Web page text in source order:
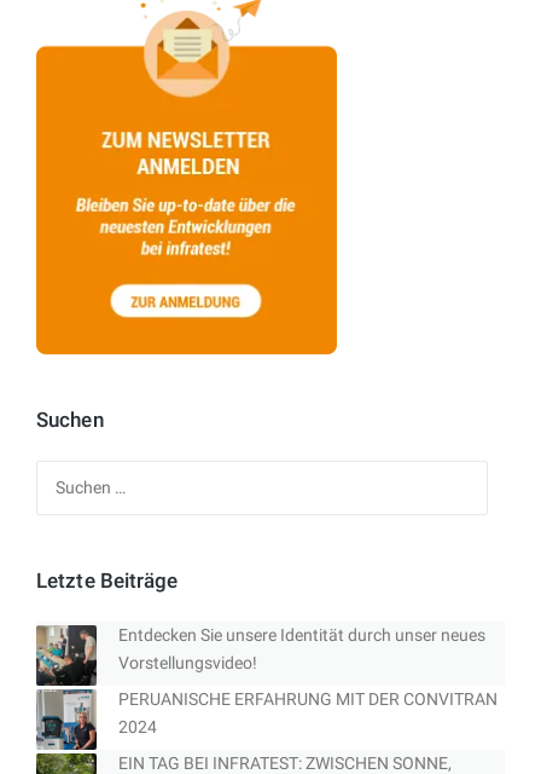
Suchen
Letzte Beiträge
Entdecken Sie unsere Identität durch unser neues
Vorstellungsvideo!
PERUANISCHE ERFAHRUNG MIT DER CONVITRAN
2024
EIN TAG BEI INFRATEST: ZWISCHEN SONNE,